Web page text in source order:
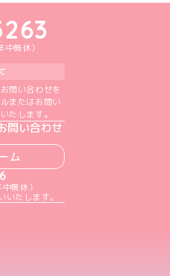
みんTikTok公式アカウント
りーみんX公式アカウント
めいどりーみんInstagram公式アカウント
めいどりーみんFacebook公式アカウン
めいどりーみんYouTube公式アカ
無休）
問い合わせを
またはお問い
たします。
問い合わせ
ム
無休）
いたします。